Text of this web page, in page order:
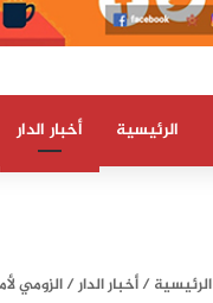
الرئيسية أخبار الدار
الرئيسية/أخبار الدار/الزومي